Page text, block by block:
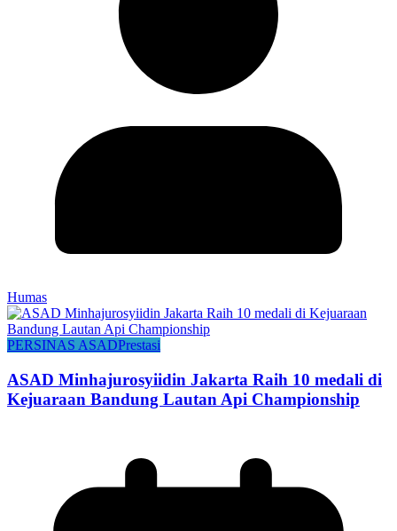
Humas
PERSINAS ASADPrestasi
ASAD Minhajurosyiidin Jakarta Raih 10 medali di
Kejuaraan Bandung Lautan Api Championship